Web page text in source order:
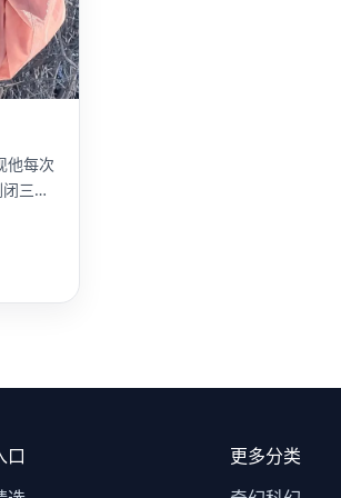
他每次
三十
口
更多分类